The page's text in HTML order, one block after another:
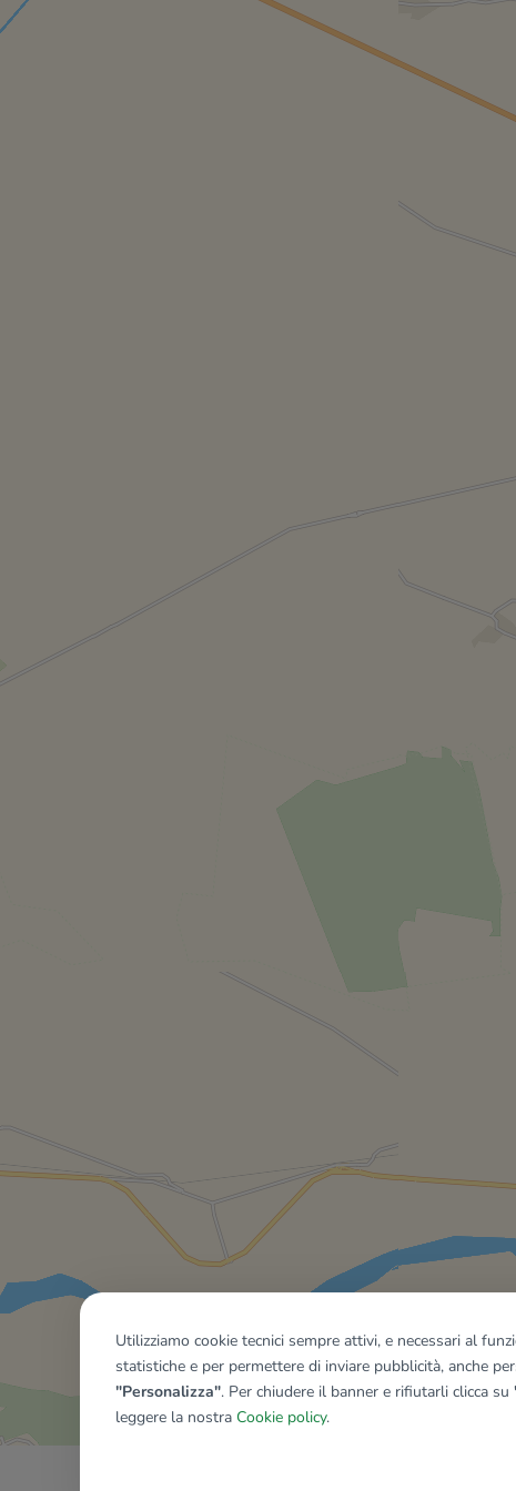
Mostra tutti gli immobili del
Utilizziamo cookie tecnici sempre attivi, e necessari al
statistiche e per permettere di inviare pubblicità, anche
"Personalizza". Per chiudere il banner e rifiutarli clicca su
leggere la nostra Cookie policy.